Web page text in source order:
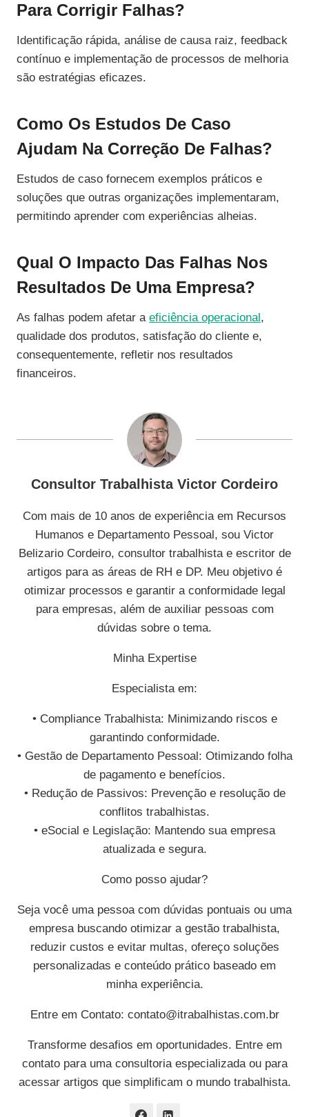
Para Corrigir Falhas?
Identificação rápida, análise de causa raiz, feedback
contínuo e implementação de processos de melhoria
são estratégias eficazes.
Como Os Estudos De Caso
Ajudam Na Correção De Falhas?
Estudos de caso fornecem exemplos práticos e
soluções que outras organizações implementaram,
permitindo aprender com experiências alheias.
Qual O Impacto Das Falhas Nos
Resultados De Uma Empresa?
As falhas podem afetar a eficiência operacional ,
qualidade dos produtos, satisfação do cliente e,
consequentemente, refletir nos resultados
financeiros.
Consultor Trabalhista Victor Cordeiro
Com mais de 10 anos de experiência em Recursos
Humanos e Departamento Pessoal, sou Victor
Belizario Cordeiro, consultor trabalhista e escritor de
artigos para as áreas de RH e DP. Meu objetivo é
otimizar processos e garantir a conformidade legal
para empresas, além de auxiliar pessoas com
dúvidas sobre o tema.
Minha Expertise
Especialista em:
• Compliance Trabalhista: Minimizando riscos e
garantindo conformidade.
• Gestão de Departamento Pessoal: Otimizando folha
de pagamento e benefícios.
• Redução de Passivos: Prevenção e resolução de
conflitos trabalhistas.
• eSocial e Legislação: Mantendo sua empresa
atualizada e segura.
Como posso ajudar?
Seja você uma pessoa com dúvidas pontuais ou uma
empresa buscando otimizar a gestão trabalhista,
reduzir custos e evitar multas, ofereço soluções
personalizadas e conteúdo prático baseado em
minha experiência.
Entre em Contato: contato@itrabalhistas.com.br
Transforme desafios em oportunidades. Entre em
contato para uma consultoria especializada ou para
acessar artigos que simplificam o mundo trabalhista.